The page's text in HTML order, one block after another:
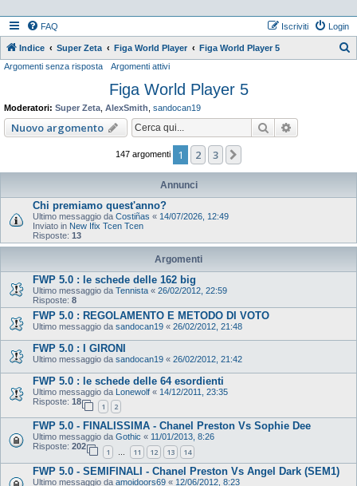
FAQ Login
Iscriviti
Indice Super Zeta Figa World Player Figa World Player 5
Argomenti senza risposta Argomenti attivi
Figa World Player 5
Moderatori: Super Zeta AlexSmith sandocan19
Nuovo argomento Cerca
147 argomenti 1 2 3
Annunci
Chi premiamo quest'anno?
Ultimo messaggio da Costiñas « 14/07/2026, 12:49
Inviato in New Ifix Tcen Tcen
Risposte: 13
Argomenti
FWP 5.0 : le schede delle 162 big
Ultimo messaggio da Tennista « 26/02/2012, 22:59
Risposte: 8
FWP 5.0 : REGOLAMENTO E METODO DI VOTO
Ultimo messaggio da sandocan19 « 26/02/2012, 21:48
FWP 5.0 : I GIRONI
Ultimo messaggio da sandocan19 « 26/02/2012, 21:42
FWP 5.0 : le schede delle 64 esordienti
Ultimo messaggio da Lonewolf « 14/12/2011, 23:35
Risposte: 18
1 2
FWP 5.0 - FINALISSIMA - Chanel Preston Vs Sophie Dee
Ultimo messaggio da Gothic « 11/01/2013, 8:26
Risposte: 202
1 … 11 12 13 14
FWP 5.0 - SEMIFINALI - Chanel Preston Vs Angel Dark (SEM1)
Ultimo messaggio da amoidoors69 « 12/06/2012, 8:23